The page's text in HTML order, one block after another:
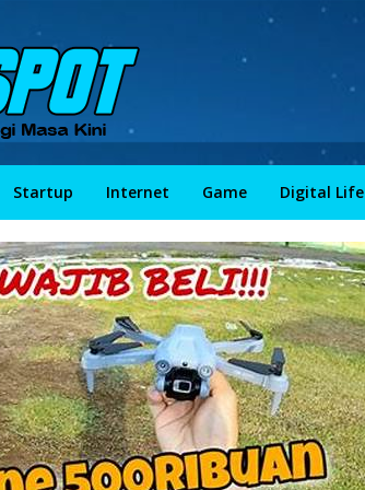
Startup Internet Game Digital Life